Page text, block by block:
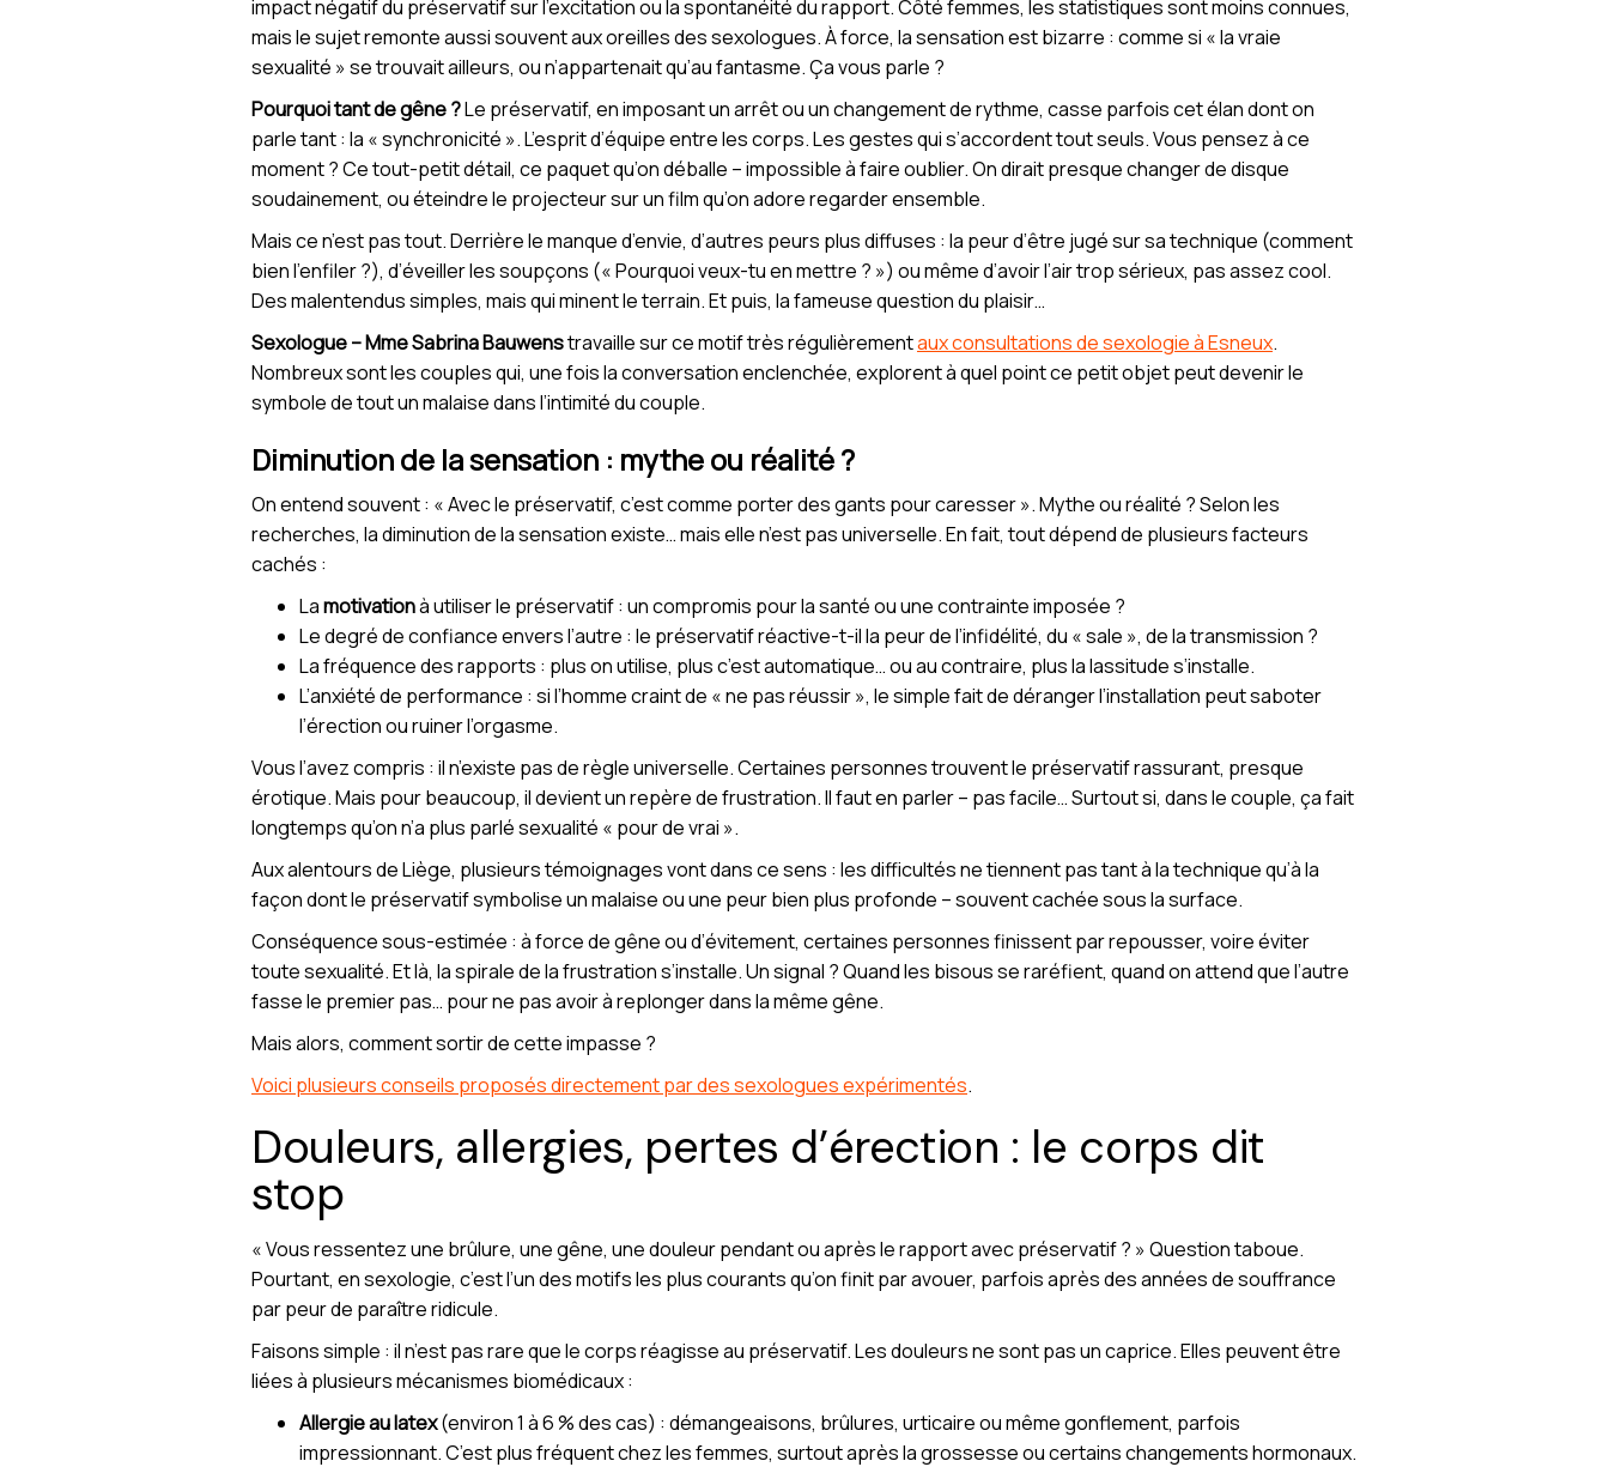
impact négatif du préservatif sur l’excitation ou la spontanéité du rapport. Côté femmes, les statistiques sont moins connues,
mais le sujet remonte aussi souvent aux oreilles des sexologues. À force, la sensation est bizarre : comme si « la vraie
sexualité » se trouvait ailleurs, ou n’appartenait qu’au fantasme. Ça vous parle ?
Pourquoi tant de gêne ?Le préservatif, en imposant un arrêt ou un changement de rythme, casse parfois cet élan dont on
parle tant : la « synchronicité ». L’esprit d’équipe entre les corps. Les gestes qui s’accordent tout seuls. Vous pensez à ce
moment ? Ce tout-petit détail, ce paquet qu’on déballe – impossible à faire oublier. On dirait presque changer de disque
soudainement, ou éteindre le projecteur sur un film qu’on adore regarder ensemble.
Mais ce n’est pas tout. Derrière le manque d’envie, d’autres peurs plus diffuses : la peur d’être jugé sur sa technique (comment
bien l’enfiler ?), d’éveiller les soupçons (« Pourquoi veux-tu en mettre ? ») ou même d’avoir l’air trop sérieux, pas assez cool.
Des malentendus simples, mais qui minent le terrain. Et puis, la fameuse question du plaisir…
Sexologue – Mme Sabrina Bauwenstravaille sur ce motif très régulièrementaux consultations de sexologie à Esneux.
Nombreux sont les couples qui, une fois la conversation enclenchée, explorent à quel point ce petit objet peut devenir le
symbole de tout un malaise dans l’intimité du couple.
Diminution de la sensation : mythe ou réalité ?
On entend souvent : « Avec le préservatif, c’est comme porter des gants pour caresser ». Mythe ou réalité ? Selon les
recherches, la diminution de la sensation existe… mais elle n’est pas universelle. En fait, tout dépend de plusieurs facteurs
cachés :
Lamotivationà utiliser le préservatif : un compromis pour la santé ou une contrainte imposée ?
Le degré de confiance envers l’autre : le préservatif réactive-t-il la peur de l’infidélité, du « sale », de la transmission ?
La fréquence des rapports : plus on utilise, plus c’est automatique… ou au contraire, plus la lassitude s’installe.
L’anxiété de performance : si l’homme craint de « ne pas réussir », le simple fait de déranger l’installation peut saboter
l’érection ou ruiner l’orgasme.
Vous l’avez compris : il n’existe pas de règle universelle. Certaines personnes trouvent le préservatif rassurant, presque
érotique. Mais pour beaucoup, il devient un repère de frustration. Il faut en parler – pas facile… Surtout si, dans le couple, ça fait
longtemps qu’on n’a plus parlé sexualité « pour de vrai ».
Aux alentours de Liège, plusieurs témoignages vont dans ce sens : les difficultés ne tiennent pas tant à la technique qu’à la
façon dont le préservatif symbolise un malaise ou une peur bien plus profonde – souvent cachée sous la surface.
Conséquence sous-estimée : à force de gêne ou d’évitement, certaines personnes finissent par repousser, voire éviter
toute sexualité. Et là, la spirale de la frustration s’installe. Un signal ? Quand les bisous se raréfient, quand on attend que l’autre
fasse le premier pas… pour ne pas avoir à replonger dans la même gêne.
Mais alors, comment sortir de cette impasse ?
Voici plusieurs conseils proposés directement par des sexologues expérimentés.
Douleurs, allergies, pertes d’érection : le corps dit
stop
« Vous ressentez une brûlure, une gêne, une douleur pendant ou après le rapport avec préservatif ? » Question taboue.
Pourtant, en sexologie, c’est l’un des motifs les plus courants qu’on finit par avouer, parfois après des années de souffrance
par peur de paraître ridicule.
Faisons simple : il n’est pas rare que le corps réagisse au préservatif. Les douleurs ne sont pas un caprice. Elles peuvent être
liées à plusieurs mécanismes biomédicaux :
Allergie au latex(environ 1 à 6 % des cas) : démangeaisons, brûlures, urticaire ou même gonflement, parfois
impressionnant. C’est plus fréquent chez les femmes, surtout après la grossesse ou certains changements hormonaux.